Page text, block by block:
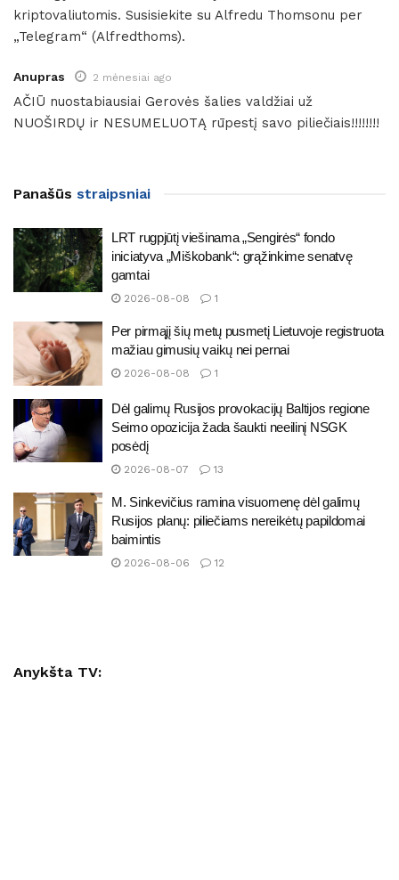
kriptovaliutomis. Susisiekite su Alfredu Thomsonu per
„Telegram“ (Alfredthoms).
Anupras 2 mėnesiai ago
AČIŪ nuostabiausiai Gerovės šalies valdžiai už
NUOŠIRDŲ ir NESUMELUOTĄ rūpestį savo piliečiais!!!!!!!!
Panašūs straipsniai
LRT rugpjūtį viešinama „Sengirės“ fondo
iniciatyva „Miškobank“: grąžinkime senatvę
gamtai
2026-08-08 1
Per pirmąjį šių metų pusmetį Lietuvoje registruota
mažiau gimusių vaikų nei pernai
2026-08-08 1
Dėl galimų Rusijos provokacijų Baltijos regione
Seimo opozicija žada šaukti neeilinį NSGK
posėdį
2026-08-07 13
M. Sinkevičius ramina visuomenę dėl galimų
Rusijos planų: piliečiams nereikėtų papildomai
baimintis
2026-08-06 12
Anykšta TV: